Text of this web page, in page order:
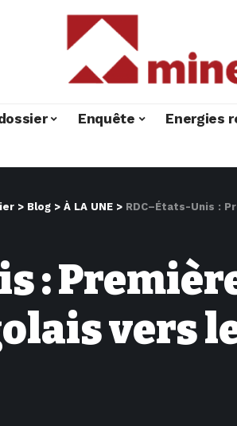
Enquête Energies
> Blog > À LA UNE > RDC–États-Unis :
:
vers